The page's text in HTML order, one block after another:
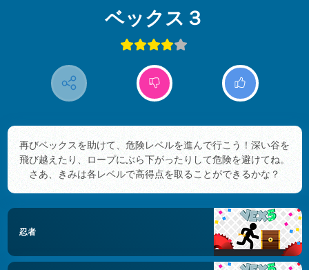
ベックス３
再びベックスを助けて、危険レベルを進んで行こう！深い谷を
飛び越えたり、ロープにぶら下がったりして危険を避けてね。
さあ、きみは各レベルで高得点を取ることができるかな？
忍者